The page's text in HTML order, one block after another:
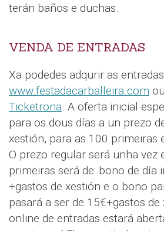
terán baños e duchas.
VENDA DE ENTRADAS
Xa podedes adqurir as
www.festadacarballeira.com
Ticketrona. A oferta inicial
para os dous días a un prezo
xestión, para as 100 primeiras
O prezo regular será unha vez
primeiras será de: bono de día
+gastos de xestión e o bono
pasará a ser de 15€+gastos
online de entradas estará